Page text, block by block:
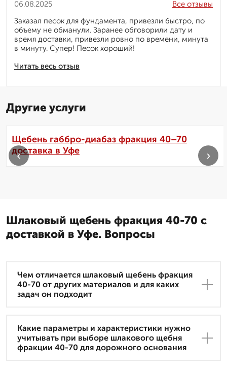
06.08.2025
Читать весь отзыв
Все отзывы
Заказал песок для фундамента, привезли быстро, по
объему не обманули. Заранее обговорили дату и
время доставки, привезли ровно по времени, минута
в минуту. Супер! Песок хороший!
Другие услуги
Щебень габбро-диабаз фракция 40–70
доставка в Уфе
‹ ›
Шлаковый щебень фракция 40-70 с
доставкой в Уфе. Вопросы
Чем отличается шлаковый щебень фракция
40-70 от других материалов и для каких
задач он подходит
Какие параметры и характеристики нужно
учитывать при выборе шлакового щебня
фракции 40-70 для дорожного основания